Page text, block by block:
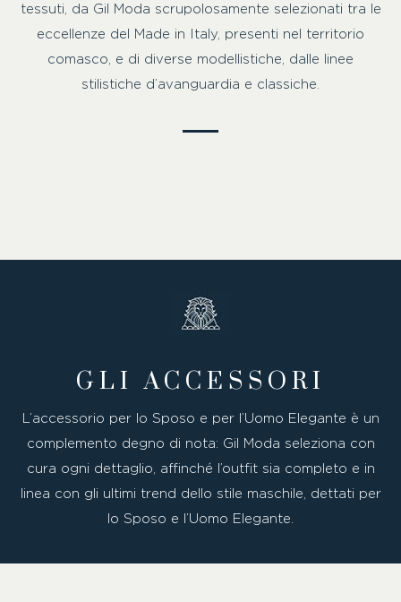
tessuti, da Gil Moda scrupolosamente selezionati tra le
eccellenze del Made in Italy, presenti nel territorio
comasco, e di diverse modellistiche, dalle linee
stilistiche d’avanguardia e classiche.
GLI ACCESSORI
L’accessorio per lo Sposo e per l’Uomo Elegante è un
complemento degno di nota: Gil Moda seleziona con
cura ogni dettaglio, affinché l’outfit sia completo e in
linea con gli ultimi trend dello stile maschile, dettati per
lo Sposo e l’Uomo Elegante.